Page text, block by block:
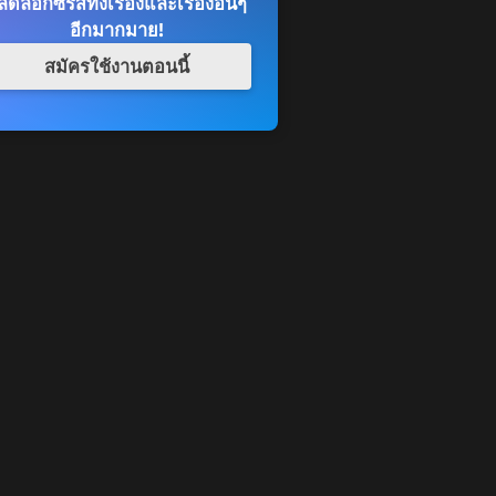
อีกมากมาย!
สมัครใช้งานตอนนี้